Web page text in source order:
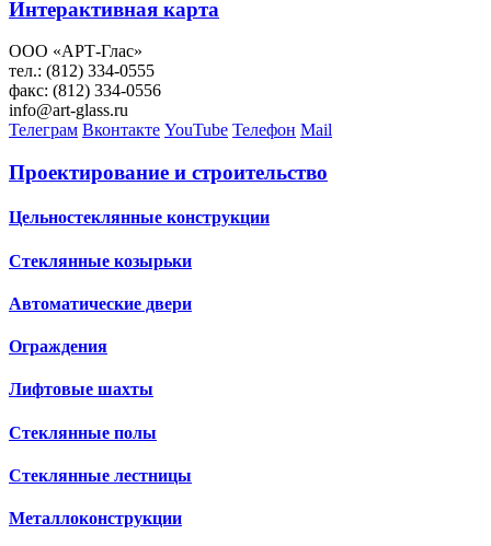
Интерактивная карта
ООО «АРТ-Глас»
тел.: (812) 334-0555
факс: (812) 334-0556
info@art-glass.ru
Телеграм Вконтакте YouTube Телефон Mail
Проектирование и строительство
Цельностеклянные конструкции
Стеклянные козырьки
Автоматические двери
Ограждения
Лифтовые шахты
Стеклянные полы
Стеклянные лестницы
Металлоконструкции